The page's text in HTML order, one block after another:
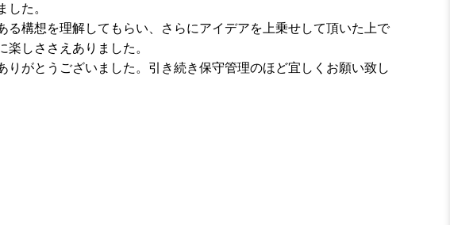
した。
る構想を理解してもらい、さらにアイデアを上乗せして頂いた上で
楽しささえありました。
りがとうございました。引き続き保守管理のほど宜しくお願い致し